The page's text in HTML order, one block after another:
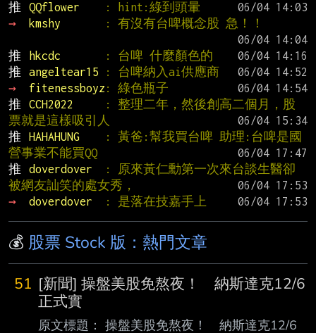
推
QQflower : hint:綠到頭暈
→
kmshy
: 有沒有台啤概念股 急！！
推
hkcdc : 台啤 什麼顏色的
推
angeltear15 : 台啤納入ai供應商
→
fitenessboyz : 綠色瓶子
推
CCH2022
: 整理二年，然後創高二個月，股
票就是這樣吸引人
推
HAHAHUNG
: 黃爸:幫我買台啤 助理:台啤是國
營事業不能買QQ
推
doverdover
: 原來黃仁勳第一次來台談生醫卻
被網友訕笑的處女秀，
→
doverdover : 是落在技嘉手上
💰 股票 Stock 版：熱門文章
51 [新聞] 操盤美股免熬夜！ 納斯達克12/6
正式實
原文標題： 操盤美股免熬夜！ 納斯達克12/6